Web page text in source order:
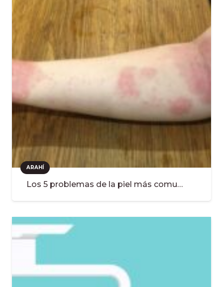
ARAHÍ
Los 5 problemas de la piel más comu…